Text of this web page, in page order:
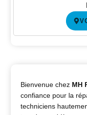
Bienvenue chez MH
confiance pour la
techniciens